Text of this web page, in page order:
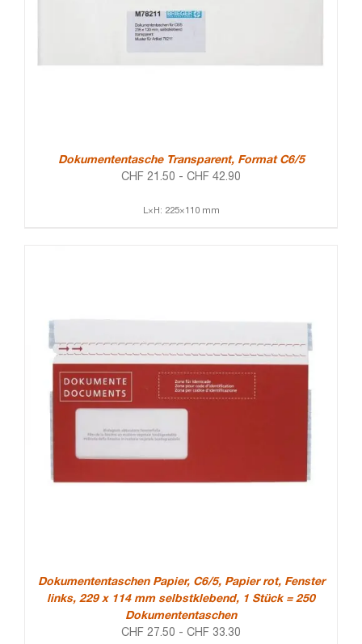
Dokumententasche Transparent, Format C6/5
CHF 21.50 - CHF 42.90
L×H: 225×110 mm
Dokumententaschen Papier, C6/5, Papier rot, Fenster
links, 229 x 114 mm selbstklebend, 1 Stück = 250
Dokumententaschen
CHF 27.50 - CHF 33.30